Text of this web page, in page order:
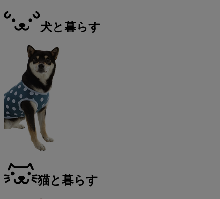
犬と暮らす
猫と暮らす